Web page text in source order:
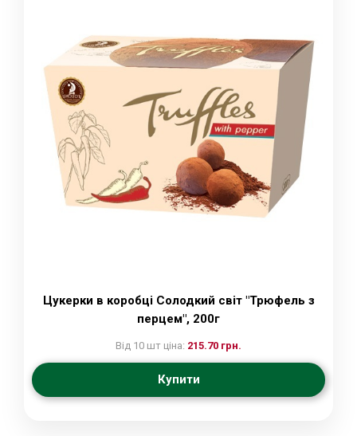
Цукерки в коробці Солодкий світ "Трюфель з
перцем", 200г
Від 10 шт ціна: 215.70 грн.
Купити